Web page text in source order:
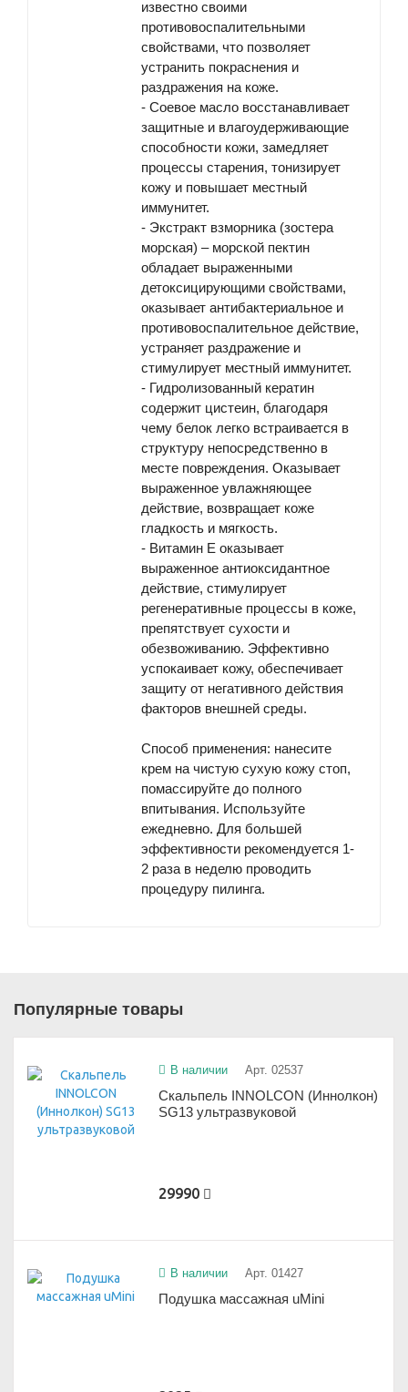
известно своими
противовоспалительными
свойствами, что позволяет
устранить покраснения и
раздражения на коже.
-Соевое масло восстанавливает
защитные и влагоудерживающие
способности кожи, замедляет
процессы старения, тонизирует
кожу и повышает местный
иммунитет.
- Экстракт взморника (зостера
морская) – морской пектин
обладает выраженными
детоксицирующими свойствами,
оказывает антибактериальное и
противовоспалительное действие,
устраняет раздражение и
стимулирует местный иммунитет.
- Гидролизованный кератин
содержит цистеин, благодаря
чему белок легко встраивается в
структуру непосредственно в
месте повреждения. Оказывает
выраженное увлажняющее
действие, возвращает коже
гладкость и мягкость.
- Витамин Е оказывает
выраженное антиоксидантное
действие, стимулирует
регенеративные процессы в коже,
препятствует сухости и
обезвоживанию. Эффективно
успокаивает кожу, обеспечивает
защиту от негативного действия
факторов внешней среды.
Способ применения: нанесите
крем на чистую сухую кожу стоп,
помассируйте до полного
впитывания. Используйте
ежедневно. Для большей
эффективности рекомендуется 1-
2 раза в неделю проводить
процедуру пилинга.
Популярные товары
В наличии Арт. 02537
Скальпель INNOLCON (Иннолкон)
SG13 ультразвуковой
29990
В наличии Арт. 01427
Подушка массажная uMini